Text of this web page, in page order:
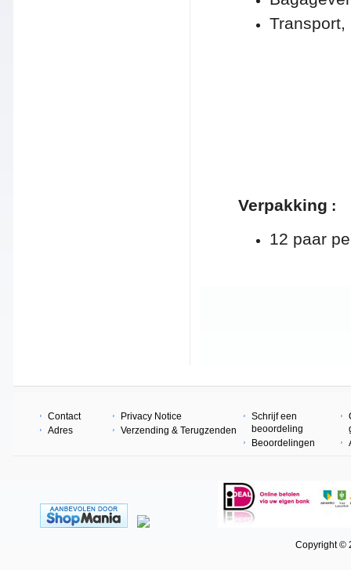
Verpakking :
12 paar
Contact
Adres
Privacy Notice
Verzending & Terugzenden
Schrijf een
beoordeling
Beoordelingen
Copyright ©